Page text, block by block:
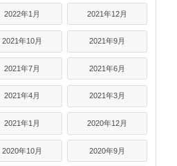
2022年1月 2021年12月
2021年10月 2021年9月
2021年7月 2021年6月
2021年4月 2021年3月
2021年1月 2020年12月
2020年10月 2020年9月